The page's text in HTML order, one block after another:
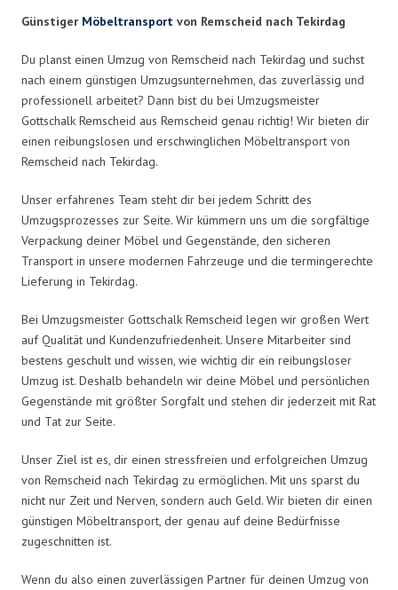
Günstiger Möbeltransport von Remscheid nach Tekirdag
Du planst einen Umzug von Remscheid nach Tekirdag und suchst
nach einem günstigen Umzugsunternehmen, das zuverlässig und
professionell arbeitet? Dann bist du bei Umzugsmeister
Gottschalk Remscheid aus Remscheid genau richtig! Wir bieten dir
einen reibungslosen und erschwinglichen Möbeltransport von
Remscheid nach Tekirdag.
Unser erfahrenes Team steht dir bei jedem Schritt des
Umzugsprozesses zur Seite. Wir kümmern uns um die sorgfältige
Verpackung deiner Möbel und Gegenstände, den sicheren
Transport in unsere modernen Fahrzeuge und die termingerechte
Lieferung in Tekirdag.
Bei Umzugsmeister Gottschalk Remscheid legen wir großen Wert
auf Qualität und Kundenzufriedenheit. Unsere Mitarbeiter sind
bestens geschult und wissen, wie wichtig dir ein reibungsloser
Umzug ist. Deshalb behandeln wir deine Möbel und persönlichen
Gegenstände mit größter Sorgfalt und stehen dir jederzeit mit Rat
und Tat zur Seite.
Unser Ziel ist es, dir einen stressfreien und erfolgreichen Umzug
von Remscheid nach Tekirdag zu ermöglichen. Mit uns sparst du
nicht nur Zeit und Nerven, sondern auch Geld. Wir bieten dir einen
günstigen Möbeltransport, der genau auf deine Bedürfnisse
zugeschnitten ist.
Wenn du also einen zuverlässigen Partner für deinen Umzug von